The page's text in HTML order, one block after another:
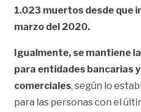
1.023 muertos desde que
marzo del 2020.
Igualmente, se mantiene
para entidades bancarias
comerciales, según lo
para las personas con el